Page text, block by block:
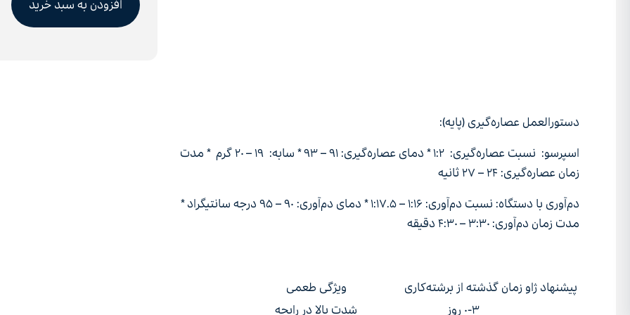
دستورالعمل عصاره‌گیری (پایه):
اسپرسو: نسبت عصاره‌گیری: ۱:۲ * دمای عصاره‌گیری: ۹۱ – ۹۳ * سابه: ۱۹ – ۲۰ گرم * مدت
زمان عصاره‌گیری: ۲۴ – ۲۷ ثانیه
دم‌آوری با دستگاه: نسبت دم‌آوری: ۱:۱۶ – ۱:۱۷.۵ * دمای دم‌آوری: ۹۰ – ۹۵ درجه سانتیگراد *
مدت زمان دم‌آوری: ۳:۳۰ – ۴:۳۰ دقیقه
پیشنهاد ژاو زمان گذشته از برشته‌کاری
ویژگی طعمی
۰-۳ روز
شدت بالا در رایحه
افزودن به سبد خرید